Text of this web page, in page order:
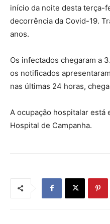
início da noite desta terça-
decorrência da Covid-19.
anos.
Os infectados chegaram a
os notificados
nas últimas 24 horas,
A ocupação hospitalar está
Hospital de Campanha.